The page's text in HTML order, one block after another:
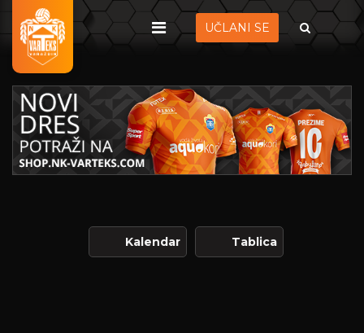
UČLANI SE
Kalendar Tablica